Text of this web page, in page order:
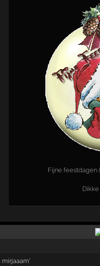
Fijne feestdagen
Dikke
mirjaaam'